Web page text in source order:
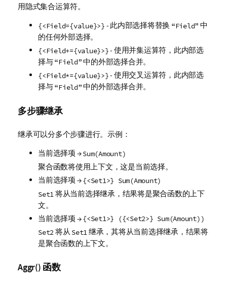
用隐式集合运算符。
{<Field={value}>} - 此内部选择将替换 “Field” 中
的任何外部选择。
{<Field+={value}>}- 使用并集运算符，此内部选
择与“Field”中的外部选择合并。
{<Field*={value}>}- 使用交叉运算符，此内部选
择与“Field”中的外部选择合并。
多步骤继承
继承可以分多个步骤进行。示例：
当前选择项 →Sum(Amount)
聚合函数将使用上下文，这是当前选择。
当前选择项 →{<Set1>} Sum(Amount)
Set1将从当前选择继承，结果将是聚合函数的上下
文。
当前选择项 →{<Set1>} ({<Set2>} Sum(Amount))
Set2将从 Set1继承，其将从当前选择继承，结果将
是聚合函数的上下文。
Aggr() 函数